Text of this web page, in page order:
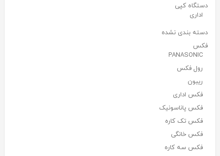
دستگاه کپی
اداری
دسته بندی نشده
فکس
PANASONIC
رول فکس
ریبون
فکس اداری
فکس پاناسونیک
فکس تک کاره
فکس خانگی
فکس سه کاره